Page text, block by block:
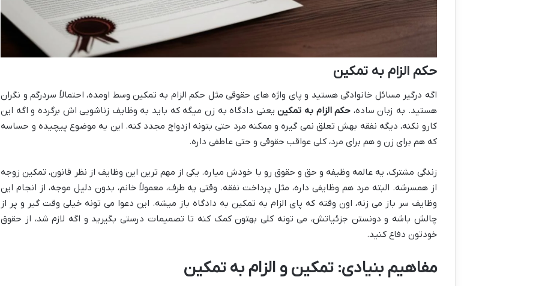
حکم الزام به تمکین
اگه درگیر مسائل خانوادگی هستید و پای واژه های حقوقی مثل حکم الزام به تمکین وسط اومده، احتمالاً سردرگم و نگران
هستید. به زبان ساده، حکم الزام به تمکینیعنی دادگاه به زن میگه که باید به وظایف زناشویی اش برگرده و اگه این
کارو نکنه، دیگه نفقه بهش تعلق نمی گیره و ممکنه مرد حتی بتونه ازدواج مجدد کنه. این یه موضوع پیچیده و حساسه
که هم برای زن و هم برای مرد، کلی عواقب حقوقی و حتی عاطفی داره.
زندگی مشترک، یه عالمه وظیفه و حق و حقوق رو با خودش میاره. یکی از مهم ترین این وظایف از نظر قانون، تمکین زوجه
از همسرشه. البته مرد هم وظایفی داره، مثل پرداخت نفقه. وقتی یه طرف، معمولاً خانم، بدون دلیل موجه، از انجام این
وظایف سر باز می زنه، اون وقته که پای الزام به تمکین به دادگاه باز میشه. این دعوا می تونه خیلی وقت گیر و پر از
چالش باشه و دونستن جزئیاتش، می تونه کلی بهتون کمک کنه تا تصمیمات درستی بگیرید و اگه لازم شد، از حقوق
خودتون دفاع کنید.
مفاهیم بنیادی: تمکین و الزام به تمکین